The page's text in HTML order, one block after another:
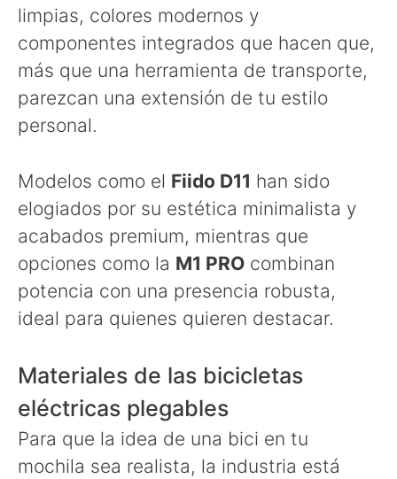
limpias, colores modernos y
componentes integrados que hacen que,
más que una herramienta de transporte,
parezcan una extensión de tu estilo
personal.
Modelos como el Fiido D11 han sido
elogiados por su estética minimalista y
acabados premium, mientras que
opciones como la M1 PRO combinan
potencia con una presencia robusta,
ideal para quienes quieren destacar.
Materiales de las bicicletas
eléctricas plegables
Para que la idea de una bici en tu
mochila sea realista, la industria está